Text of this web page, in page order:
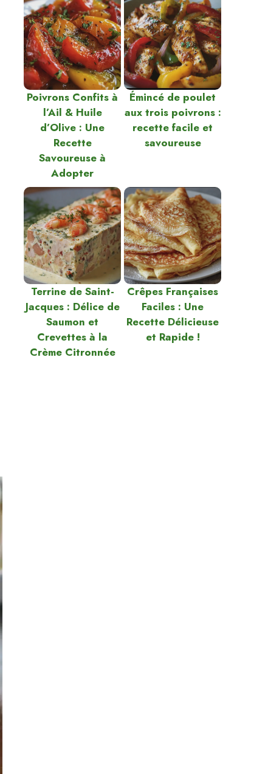
Poivrons Confits à
l’Ail & Huile
d’Olive : Une
Recette
Savoureuse à
Adopter
Émincé de poulet
aux trois poivrons :
recette facile et
savoureuse
Terrine de Saint-
Jacques : Délice de
Saumon et
Crevettes à la
Crème Citronnée
Crêpes Françaises
Faciles : Une
Recette Délicieuse
et Rapide !